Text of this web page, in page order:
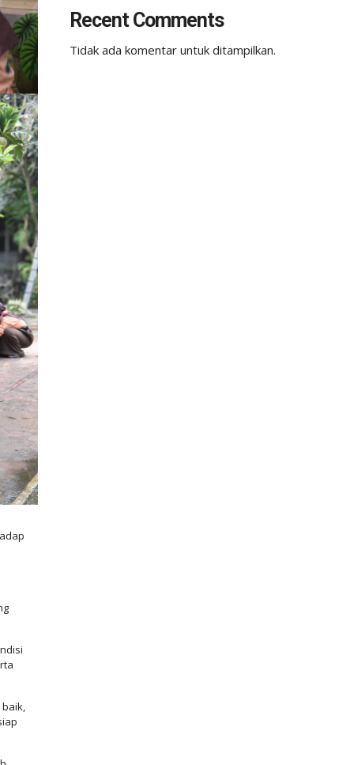
Recent Comments
Tidak ada komentar untuk ditampilkan.